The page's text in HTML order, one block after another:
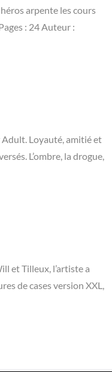
arpente les cours
: 24 Auteur :
Adult. Loyauté, amitié et
L’ombre, la drogue,
et Tilleux, l’artiste a
de cases version XXL,